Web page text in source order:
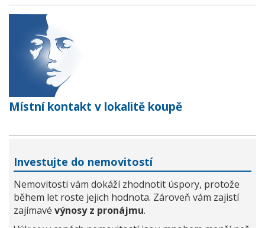
Místní kontakt v lokalitě koupě
Investujte do nemovitostí
Nemovitosti vám dokáží zhodnotit úspory, protože
během let roste jejich hodnota. Zároveň vám zajistí
zajímavé výnosy z pronájmu.